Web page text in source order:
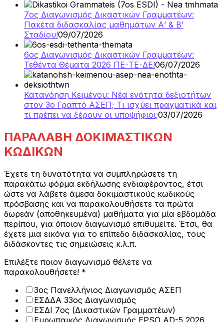
7ος Διαγωνισμός Δικαστικών Γραμματέων:
Πακέτα διδασκαλίας μαθημάτων Α’ & Β’
Σταδίου!09/07/2026
6ος Διαγωνισμός Δικαστικών Γραμματέων:
Τεθέντα Θέματα 2026 ΠΕ-ΤΕ-ΔΕ!06/07/2026
Κατανόηση Κειμένου: Νέα ενότητα δεξιοτήτων
στον 3ο Γραπτό ΑΣΕΠ; Τι ισχύει πραγματικά και
τι πρέπει να ξέρουν οι υποψήφιοι;03/07/2026
ΠΑΡΑΛΑΒΗ ΔΟΚΙΜΑΣΤΙΚΩΝ
ΚΩΔΙΚΩΝ
Έχετε τη δυνατότητα να συμπληρώσετε τη
παρακάτω φόρμα εκδήλωσης ενδιαφέροντος, έτσι
ώστε να λάβετε άμεσα δοκιμαστικούς κωδικούς
πρόσβασης και να παρακολουθήσετε τα πρώτα
δωρεάν (αποθηκευμένα) μαθήματα για μία εβδομάδα
περίπου, για όποιον διαγωνισμό επιθυμείτε. Έτσι, θα
έχετε μια εικόνα για το επίπεδο διδασκαλίας, τους
διδάσκοντες τις σημειώσεις κ.λ.π.
Επιλέξτε ποιον διαγωνισμό θέλετε να
παρακολουθήσετε! *
3ος Πανελλήνιος Διαγωνισμός ΑΣΕΠ
ΕΣΔΔΑ 33ος Διαγωνισμός
ΕΣΔΙ 7ος (Δικαστικών Γραμματέων)
Ευρωπαικός Διαγωνισμός EPSO AD-5 2026